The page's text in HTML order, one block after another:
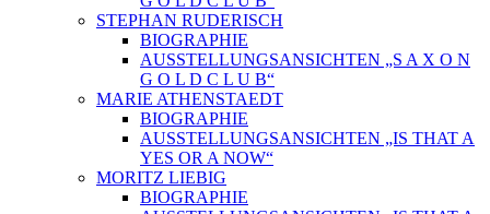
STEPHAN RUDERISCH
BIOGRAPHIE
AUSSTELLUNGSANSICHTEN „S A X O N
G O L D C L U B“
MARIE ATHENSTAEDT
BIOGRAPHIE
AUSSTELLUNGSANSICHTEN „IS THAT A
YES OR A NOW“
MORITZ LIEBIG
BIOGRAPHIE